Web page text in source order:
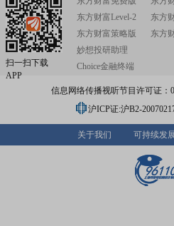
扫一扫下载
APP
东方财富Level-2
东方财富策略版
妙想投研助理
Choice金融终端
东方
东方
信息网络传播视听节目许可证：
沪ICP证:沪B2-
关于我们 可持续发